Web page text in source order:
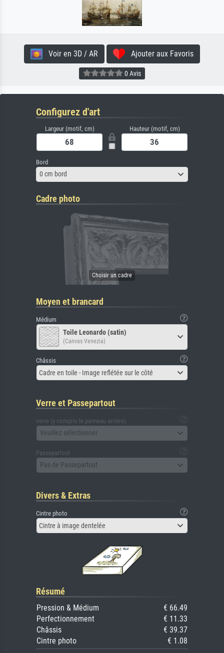
Voir en 3D / AR Ajouter aux Favoris
0 Avis
Configurez d'art
Largeur (motif, cm) Hauteur (motif, cm)
Bord
0 cm bord
Cadre photo
Moyen et brancard
Médium
Toile Leonardo (satin)
(Canvas Venezia)
Châssis
Cadre en toile - Image reflétée sur le côté
Verre et Passepartout
verre (y compris le panneau arrière)
Veuillez sélectionner
Passepartout
Pas de Passepartout
Divers & Extras
Cintre photo
Cintre à image dentelée
Résumé
Pression & Médium
€ 66.49
Perfectionnement
€ 11.33
Châssis
€ 39.37
Cintre photo
€ 1.08